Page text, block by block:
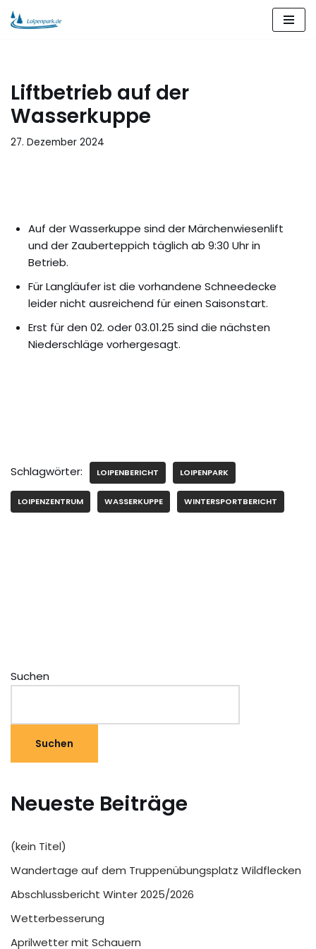
Liftbetrieb auf der
Wasserkuppe
27. Dezember 2024
Auf der Wasserkuppe sind der Märchenwiesenlift
und der Zauberteppich täglich ab 9:30 Uhr in
Betrieb.
Für Langläufer ist die vorhandene Schneedecke
leider nicht ausreichend für einen Saisonstart.
Erst für den 02. oder 03.01.25 sind die nächsten
Niederschläge vorhergesagt.
Schlagwörter: LOIPENBERICHT LOIPENPARK
LOIPENZENTRUM WASSERKUPPE WINTERSPORTBERICHT
Suchen
Suchen
Neueste Beiträge
(kein Titel)
Wandertage auf dem Truppenübungsplatz Wildflecken
Abschlussbericht Winter 2025/2026
Wetterbesserung
Aprilwetter mit Schauern